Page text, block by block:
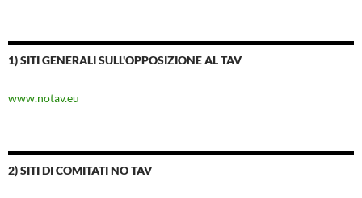
1) SITI GENERALI SULL'OPPOSIZIONE AL TAV
www.notav.eu
2) SITI DI COMITATI NO TAV